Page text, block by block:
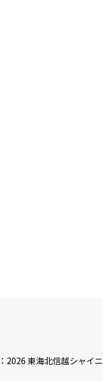
2026 東海北信越シャイニ